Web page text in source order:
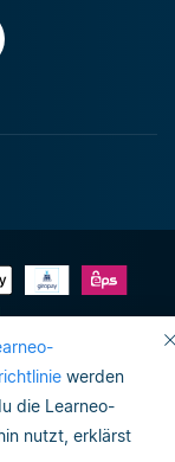
werden
die Learneo-
nutzt, erklärst